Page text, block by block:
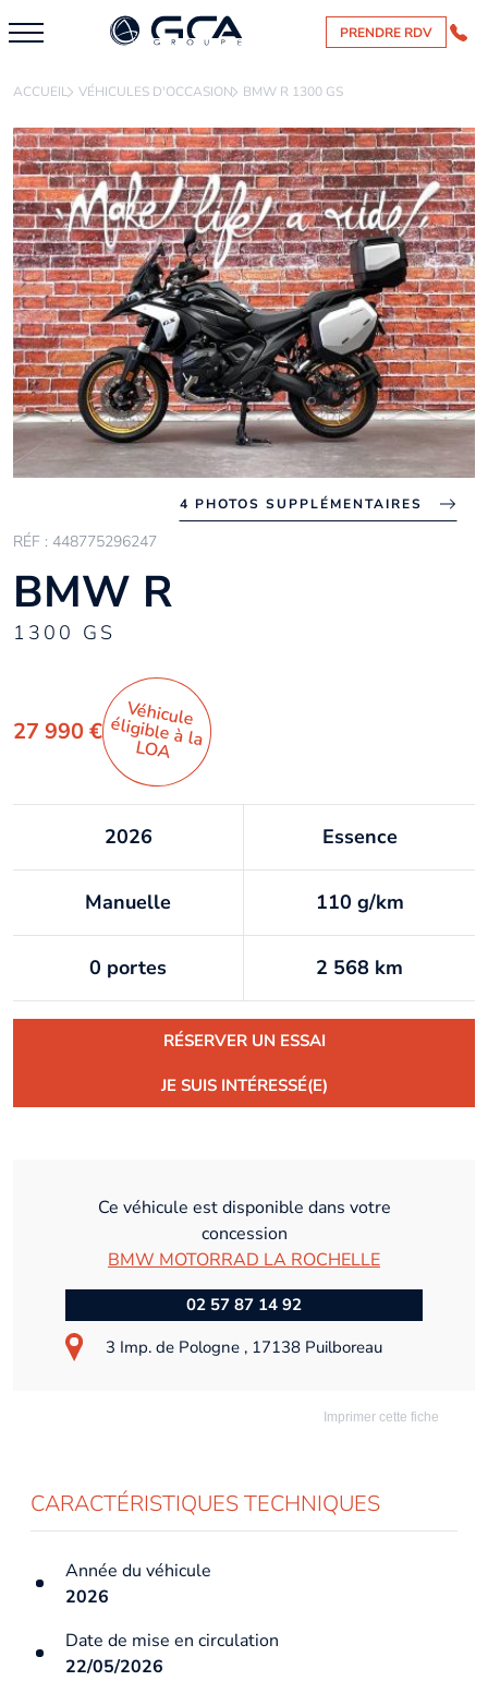
PRENDRE RDV
ACCUEIL VÉHICULES D'OCCASION BMW R 1300 GS
4 PHOTOS SUPPLÉMENTAIRES
RÉF : 448775296247
BMW R
1300 GS
27 990 €
Véhicule
éligible à la
LO
A
2026 Essence
Manuelle 110 g/km
0 portes 2 568 km
RÉSERVER UN ESSAI
JE SUIS INTÉRESSÉ(E)
Ce véhicule est disponible dans votre
concession
BMW MOTORRAD LA ROCHELLE
02 57 87 14 92
3 Imp. de Pologne , 17138 Puilboreau
Imprimer cette fiche
CARACTÉRISTIQUES TECHNIQUES
Année du véhicule
2026
Date de mise en circulation
22/05/2026